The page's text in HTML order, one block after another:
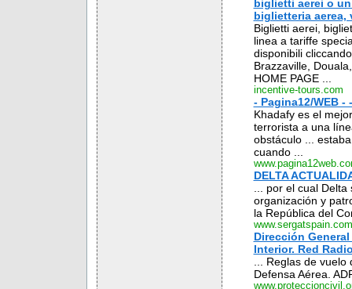
biglietti aerei o
biglietteria aerea,
Biglietti aerei,
linea a tariffe
disponibili
Brazzaville,
HOME PAGE ...
incentive-tours.com
- Pagina12/WEB -
Khadafy es el
terrorista a una
obstáculo ...
cuando ...
DELTA
... por el cual
organización y
la República del
www.sergatspain.com
Dirección
Interior. Red
... Reglas de
Defensa Aérea.